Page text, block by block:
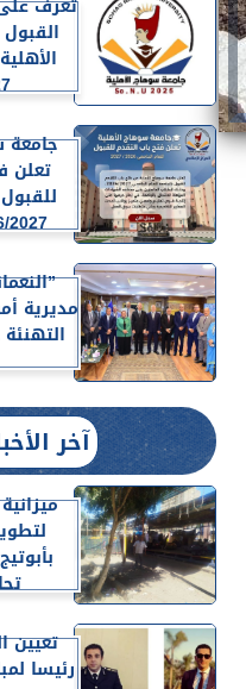
تعرف
جامعة
تعلن
2026/
مديرية
آخر
تعيين
رئيسا